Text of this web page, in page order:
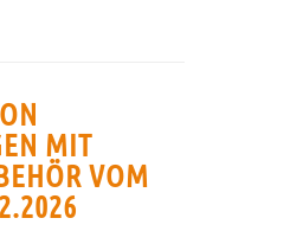
MIT
VOM